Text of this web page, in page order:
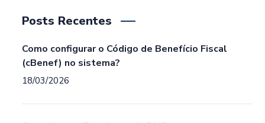
Posts Recentes
Como configurar o Código de Benefício Fiscal
(cBenef) no sistema?
18/03/2026